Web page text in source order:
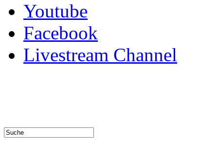
Youtube
Facebook
Livestream Channel